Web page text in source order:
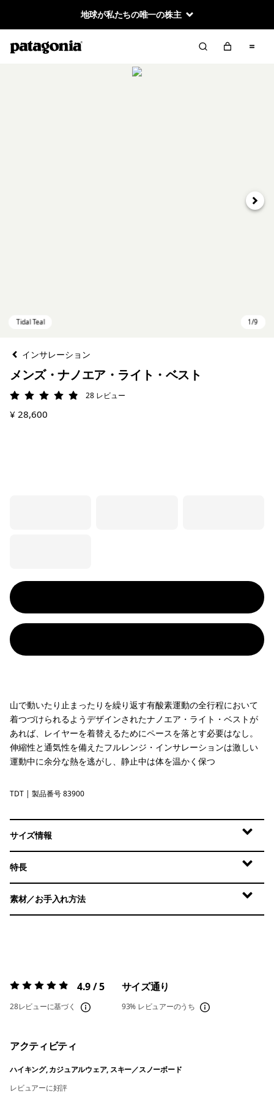
地球が私たちの唯一の株主
次へ
インサレーション
メンズ・ナノエア・ライト・ベスト
評価: 4.9 / 5
28 レビュー
¥ 28,600
山で動いたり止まったりを繰り返す有酸素運動の全行程において
着つづけられるようデザインされたナノエア・ライト・ベストが
あれば、レイヤーを着替えるためにペースを落とす必要はなし。
伸縮性と通気性を備えたフルレンジ・インサレーションは激しい
運動中に余分な熱を逃がし、静止中は体を温かく保つ
Tidal Teal
TDT | 製品番号 83900
サイズ情報
特長
素材／お手入れ方法
評価:4.9 / 5 4.9 / 5
28レビューに基づく
サイズ通り
93% レビュアーのうち
アクティビティ
ハイキング, カジュアルウェア, スキー／スノーボード
レビュアーに好評